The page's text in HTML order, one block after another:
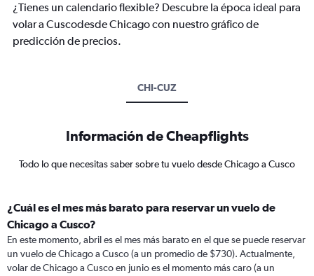
¿Tienes un calendario flexible? Descubre la época ideal para
volar a Cuscodesde Chicago con nuestro gráfico de
predicción de precios.
CHI-CUZ
Información de Cheapflights
Todo lo que necesitas saber sobre tu vuelo desde Chicago a Cusco
¿Cuál es el mes más barato para reservar un vuelo de
Chicago a Cusco?
En este momento, abril es el mes más barato en el que se puede reservar
un vuelo de Chicago a Cusco (a un promedio de $730). Actualmente,
volar de Chicago a Cusco en junio es el momento más caro (a un